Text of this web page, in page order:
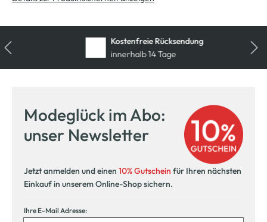
Kostenfreie Rücksendung
innerhalb 14 Tage
Modeglück im Abo:
unser Newsletter
Jetzt anmelden und einen 10% Gutschein für Ihren nächsten
Einkauf in unserem Online-Shop sichern.
Ihre E-Mail Adresse: